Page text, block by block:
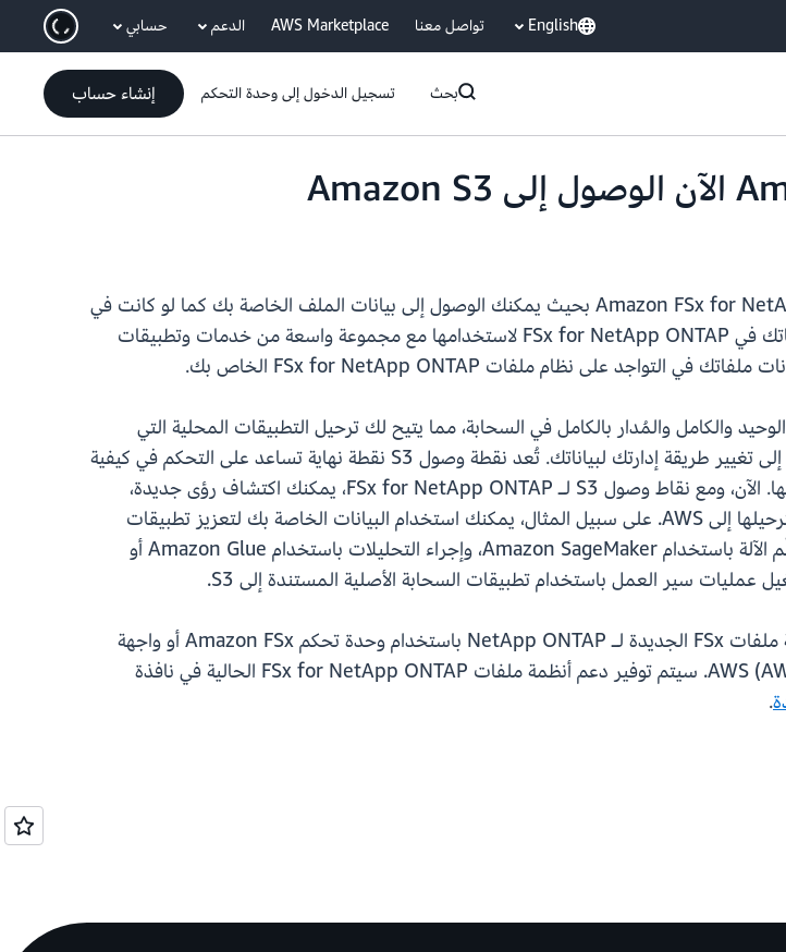
انتقل إلى المحتوى الرئيسي English تواصل معنا AWS Marketplace الدعم حسابي
بحث تسجيل الدخول إلى وحدة التحكم إنشاء حساب
يمكنك الآن إرفاق نقاط وصول Amazon S3 إلى أنظمة ملفات Amazon FSx for NetApp ONTAP بحيث يمكنك الوصول إلى بيانات الملف الخاصة بك كما لو كانت في
S3. باستخدام هذه الإمكانية الجديدة، يمكن الوصول بسهولة إلى بيانات ملفاتك في FSx for NetApp ONTAP لاستخدامها مع مجموعة واسعة من خدمات وتطبيقات
Amazon FSx for NetApp ONTAP هو نظام ملفات NetApp ONTAP الوحيد والكامل والمُدار بالكامل في السحابة، مما يتيح لك ترحيل التطبيقات المحلية التي
تعتمد على NetApp ONTAP أو أجهزة NAS الأخرى إلى AWS دون الحاجة إلى تغيير طريقة إدارتك لبياناتك. تُعد نقطة وصول S3 نقطة نهاية تساعد على التحكم في كيفية
وصول التطبيقات المختلفة أو المستخدمين المختلفين إلى البيانات وتبسيطها. الآن، ومع نقاط وصول S3 لـ FSx for NetApp ONTAP، يمكنك اكتشاف رؤى جديدة،
والابتكار بشكل أسرع، واتخاذ قرارات أفضل تعتمد على البيانات التي تقوم بترحيلها إلى AWS. على سبيل المثال، يمكنك استخدام البيانات الخاصة بك لتعزيز تطبيقات
الذكاء الاصطناعي المولّد باستخدام Amazon Bedrock، وتدريب نماذج تعلّم الآلة باستخدام Amazon SageMaker، وإجراء التحليلات باستخدام Amazon Glue أو
ابدأ باستخدام هذه الإمكانية من خلال إنشاء نقاط وصول S3 وإرفاقها بأنظمة ملفات FSx الجديدة لـ NetApp ONTAP باستخدام وحدة تحكم Amazon FSx أو واجهة
سطر الأوامر من AWS (AWS CLI) أو مجموعة أدوات تطوير برامج AWS (AWS SDK). سيتم توفير دعم أنظمة ملفات FSx for NetApp ONTAP الحالية في نافذة
.